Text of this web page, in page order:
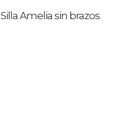
Silla Amelia sin brazos